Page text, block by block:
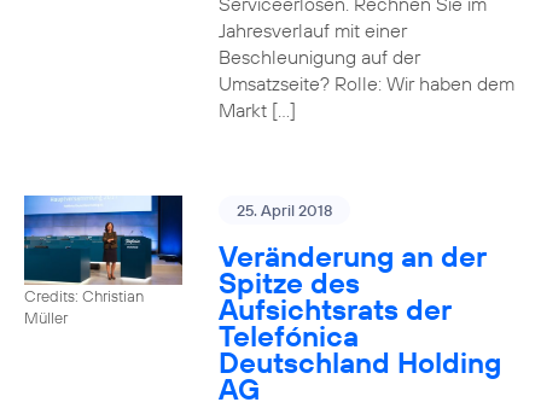
Jahresverlauf mit einer
Beschleunigung auf der
Umsatzseite? Rolle: Wir haben dem
Markt […]
Credits: Christian
Müller
25. April 2018
Veränderung an der
Spitze des
Aufsichtsrats der
Telefónica
Deutschland Holding
AG